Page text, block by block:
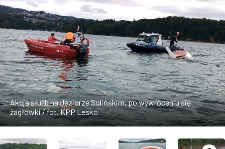
ROZRYWKA
W KINACH
GASTRONOMIA
ZDJĘCIA
W RZESZOWIE
Akcja służb na Jeziorze Solińskim, po wywróceniu się
żagłowki / fot. KPP Lesko